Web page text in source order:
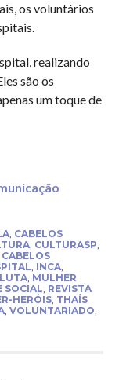
os voluntários
realizando
são os
um toque de
, CABELOS
, CULTURASP,
, INCA,
LUTA, MULHER
SOCIAL, REVISTA
HERÓIS, THAÍS
, VOLUNTARIADO,